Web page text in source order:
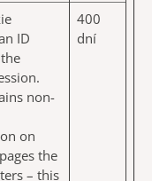
ID
non-
on
the
– this
400
dní